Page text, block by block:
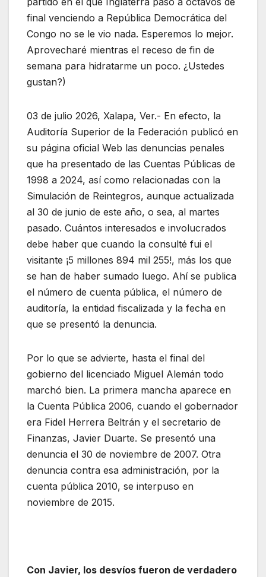
final venciendo a República Democrática del
Congo no se le vio nada. Esperemos lo mejor.
Aprovecharé mientras el receso de fin de
semana para hidratarme un poco. ¿Ustedes
gustan?)
03 de julio 2026, Xalapa, Ver.- En efecto, la
Auditoría Superior de la Federación publicó en
su página oficial Web las denuncias penales
que ha presentado de las Cuentas Públicas de
1998 a 2024, así como relacionadas con la
Simulación de Reintegros, aunque actualizada
al 30 de junio de este año, o sea, al martes
pasado. Cuántos interesados e involucrados
debe haber que cuando la consulté fui el
visitante ¡5 millones 894 mil 255!, más los que
se han de haber sumado luego. Ahí se publica
el número de cuenta pública, el número de
auditoría, la entidad fiscalizada y la fecha en
que se presentó la denuncia.
Por lo que se advierte, hasta el final del
gobierno del licenciado Miguel Alemán todo
marchó bien. La primera mancha aparece en
la Cuenta Pública 2006, cuando el gobernador
era Fidel Herrera Beltrán y el secretario de
Finanzas, Javier Duarte. Se presentó una
denuncia el 30 de noviembre de 2007. Otra
denuncia contra esa administración, por la
cuenta pública 2010, se interpuso en
noviembre de 2015.
Con Javier, los desvíos fueron de verdadero